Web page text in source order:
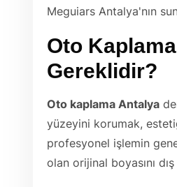
Meguiars Antalya'nın
Oto
Gereklidir?
Oto kaplama Antalya
yüzeyini korumak,
profesyonel işlemin
olan orijinal boyasını